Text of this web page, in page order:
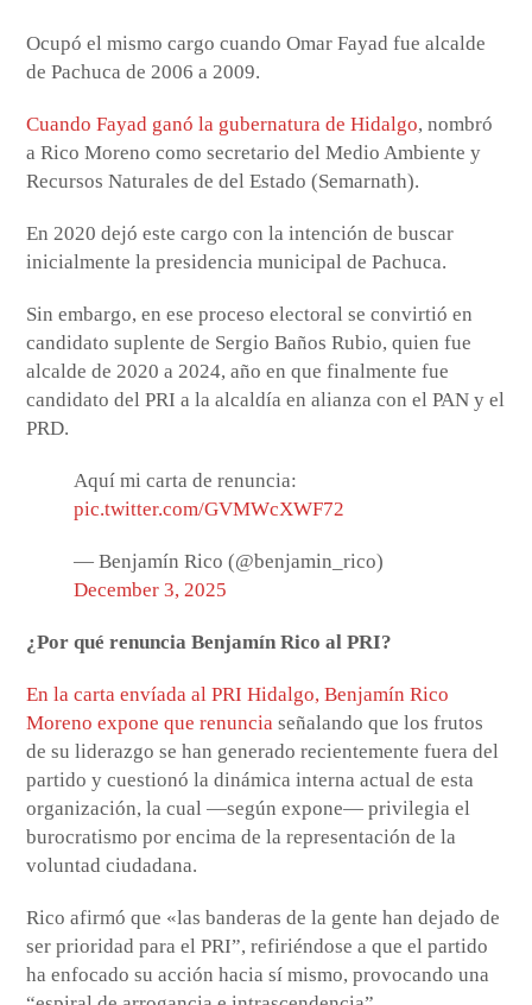
Ocupó el mismo cargo cuando Omar Fayad fue alcalde
de Pachuca de 2006 a 2009.
Cuando Fayad ganó la gubernatura de Hidalgo, nombró
a Rico Moreno como secretario del Medio Ambiente y
Recursos Naturales de del Estado (Semarnath).
En 2020 dejó este cargo con la intención de buscar
inicialmente la presidencia municipal de Pachuca.
Sin embargo, en ese proceso electoral se convirtió en
candidato suplente de Sergio Baños Rubio, quien fue
alcalde de 2020 a 2024, año en que finalmente fue
candidato del PRI a la alcaldía en alianza con el PAN y el
PRD.
Aquí mi carta de renuncia:
pic.twitter.com/GVMWcXWF72
— Benjamín Rico (@benjamin_rico)
December 3, 2025
¿Por qué renuncia Benjamín Rico al PRI?
En la carta envíada al PRI Hidalgo, Benjamín Rico
Moreno expone que renuncia señalando que los frutos
de su liderazgo se han generado recientemente fuera del
partido y cuestionó la dinámica interna actual de esta
organización, la cual —según expone— privilegia el
burocratismo por encima de la representación de la
voluntad ciudadana.
Rico afirmó que «las banderas de la gente han dejado de
ser prioridad para el PRI”, refiriéndose a que el partido
ha enfocado su acción hacia sí mismo, provocando una